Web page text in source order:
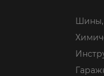
Шины,